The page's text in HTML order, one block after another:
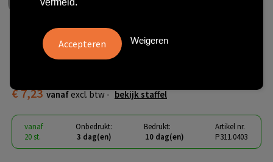
Tunevo RCS rplastic draadloze
€ 7,23 vanaf excl. btw - bekijk staffel
vanaf
20 st.
Onbedrukt:
3 dag(en)
Bedrukt:
10 dag(en)
Artikel nr.
P311.0403
vermeld.
Weigeren